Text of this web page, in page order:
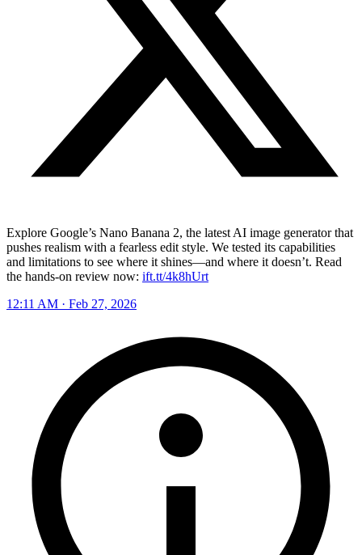
Explore Google’s Nano Banana 2, the latest AI image generator that
pushes realism with a fearless edit style. We tested its capabilities
and limitations to see where it shines—and where it doesn’t. Read
the hands-on review now: ift.tt/4k8hUrt
12:11 AM · Feb 27, 2026